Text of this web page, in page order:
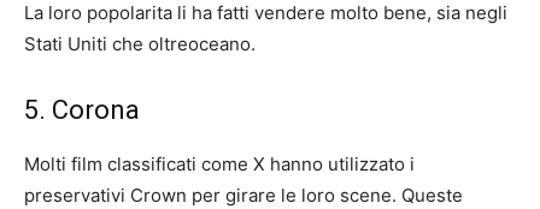
La loro popolarita li ha fatti vendere molto bene, sia negli
Stati Uniti che oltreoceano.
5. Corona
Molti film classificati come X hanno utilizzato i
preservativi Crown per girare le loro scene. Queste